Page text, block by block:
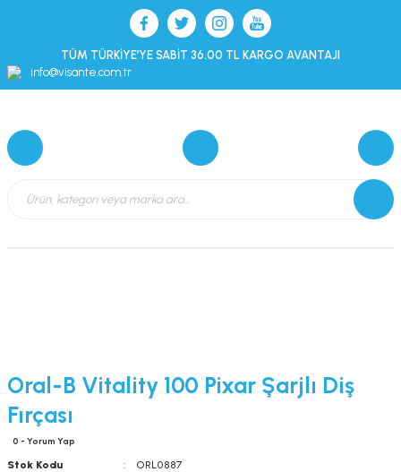
TÜM TÜRKİYE’YE SABİT 36.00 TL KARGO AVANTAJI
info@visante.com.tr
Oral-B Vitality 100 Pixar Şarjlı Diş
Fırçası
0 - Yorum Yap
Stok Kodu ORL0887